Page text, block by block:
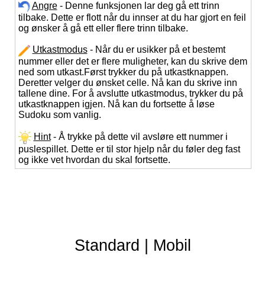
Angre- Denne funksjonen lar deg gå ett trinn
tilbake. Dette er flott når du innser at du har gjort en feil
og ønsker å gå ett eller flere trinn tilbake.
Utkastmodus- Når du er usikker på et bestemt
nummer eller det er flere muligheter, kan du skrive dem
ned som utkast.Først trykker du på utkastknappen.
Deretter velger du ønsket celle. Nå kan du skrive inn
tallene dine. For å avslutte utkastmodus, trykker du på
utkastknappen igjen. Nå kan du fortsette å løse
Sudoku som vanlig.
Hint- Å trykke på dette vil avsløre ett nummer i
puslespillet. Dette er til stor hjelp når du føler deg fast
og ikke vet hvordan du skal fortsette.
Standard Mobil